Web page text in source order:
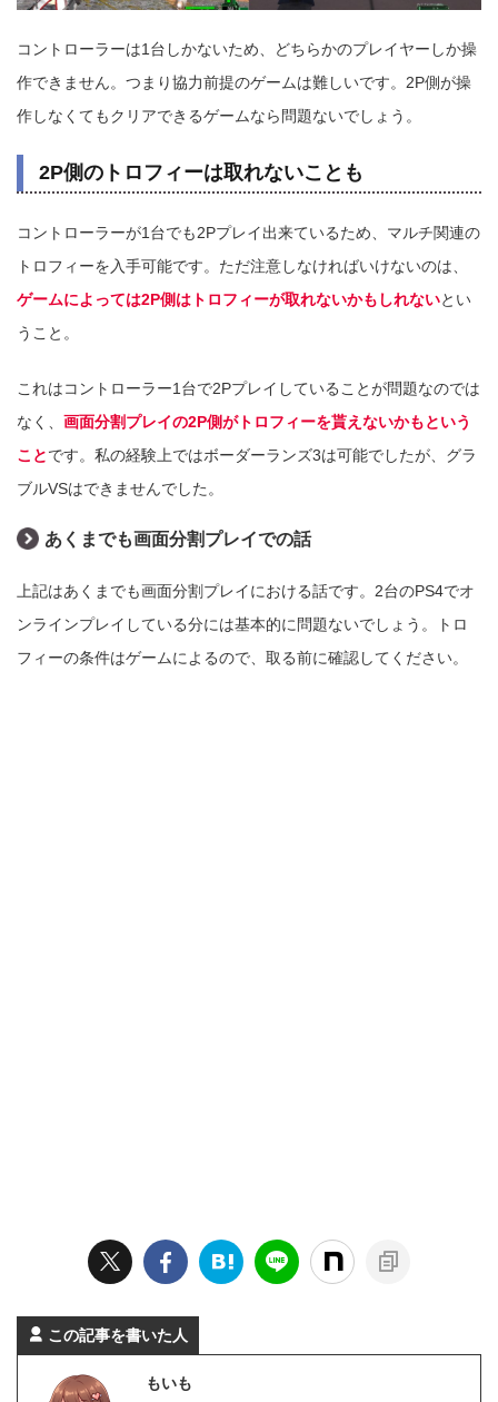
コントローラーは1台しかないため、どちらかのプレイヤーしか操
作できません。つまり協力前提のゲームは難しいです。2P側が操
作しなくてもクリアできるゲームなら問題ないでしょう。
2P側のトロフィーは取れないことも
コントローラーが1台でも2Pプレイ出来ているため、マルチ関連の
トロフィーを入手可能です。ただ注意しなければいけないのは、
ゲームによっては2P側はトロフィーが取れないかもしれないとい
うこと。
これはコントローラー1台で2Pプレイしていることが問題なのでは
なく、 画面分割プレイの2P側がトロフィーを貰えないかもという
ことです。私の経験上ではボーダーランズ3は可能でしたが、グラ
ブルVSはできませんでした。
あくまでも画面分割プレイでの話
上記はあくまでも画面分割プレイにおける話です。2台のPS4でオ
ンラインプレイしている分には基本的に問題ないでしょう。トロ
フィーの条件はゲームによるので、取る前に確認してください。
この記事を書いた人
もいも